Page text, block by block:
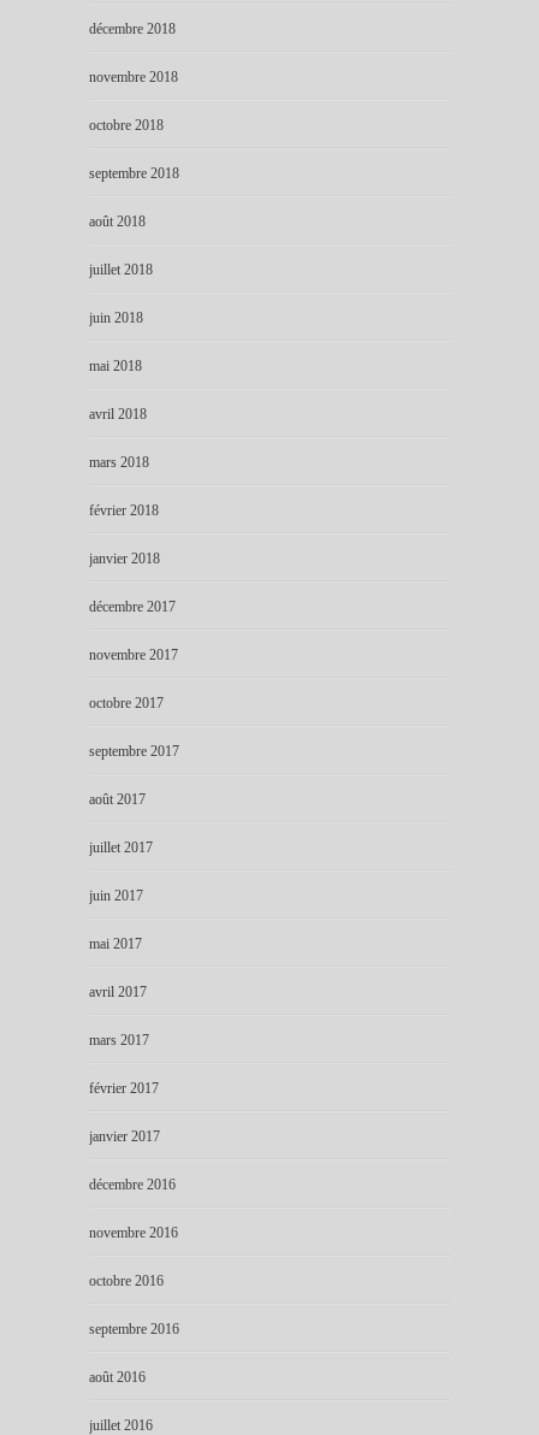
décembre 2018
novembre 2018
octobre 2018
septembre 2018
août 2018
juillet 2018
juin 2018
mai 2018
avril 2018
mars 2018
février 2018
janvier 2018
décembre 2017
novembre 2017
octobre 2017
septembre 2017
août 2017
juillet 2017
juin 2017
mai 2017
avril 2017
mars 2017
février 2017
janvier 2017
décembre 2016
novembre 2016
octobre 2016
septembre 2016
août 2016
juillet 2016